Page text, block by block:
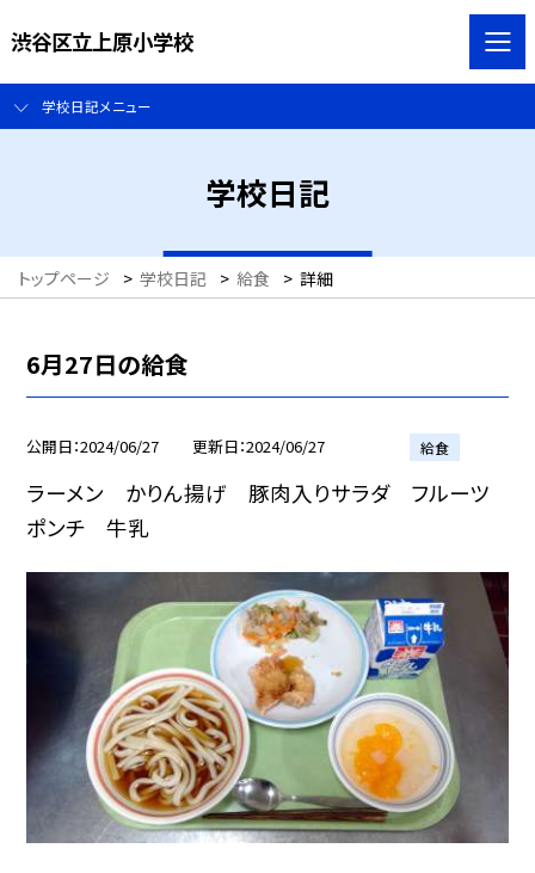
渋谷区立上原小学校
学校日記メニュー
学校日記
トップページ > 学校日記 > 給食 > 詳細
6月27日の給食
公開日 2024/06/27 更新日 2024/06/27 給食
ラーメン かりん揚げ 豚肉入りサラダ フルーツ
ポンチ 牛乳